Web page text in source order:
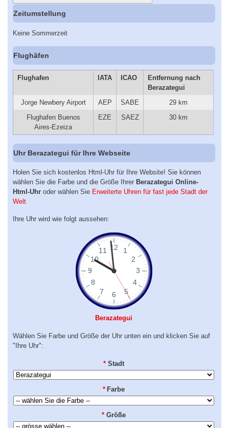
Zeitumstellung
Keine Sommerzeit
Flughäfen
Flughafen IATA ICAO
Entfernung nach
Berazategui
Jorge Newbery Airport
AEP SABE
29 km
Flughafen Buenos
Aires-Ezeiza
EZE SAEZ 30 km
Uhr Berazategui für Ihre Webseite
Holen Sie sich kostenlos Html-Uhr für Ihre Website! Sie können
wählen Sie die Farbe und die Größe Ihrer Berazategui Online-
Html-Uhr oder wählen Sie Erweiterte Uhren für fast jede Stadt der
Welt
Ihre Uhr wird wie folgt aussehen:
Berazategui
Wählen Sie Farbe und Größe der Uhr unten ein und klicken Sie auf
"Ihre Uhr":
* Stadt
* Farbe
* Größe